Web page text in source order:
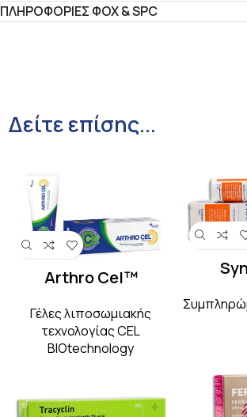
ΠΛΗΡΟΦΟΡΙΕΣ ΦΟΧ & SPC
Δείτε επίσης...
Arthro Cel™
Γέλες λιποσωμιακής
τεχνολογίας CEL
BIOtechnology